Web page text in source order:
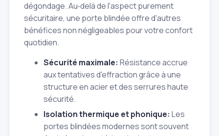
dégondage. Au‑delà de l'aspect purement
sécuritaire, une porte blindée offre d'autres
bénéfices non négligeables pour votre confort
quotidien.
Sécurité maximale: Résistance accrue
aux tentatives d'effraction grâce à une
structure en acier et des serrures haute
sécurité.
Isolation thermique et phonique: Les
portes blindées modernes sont souvent